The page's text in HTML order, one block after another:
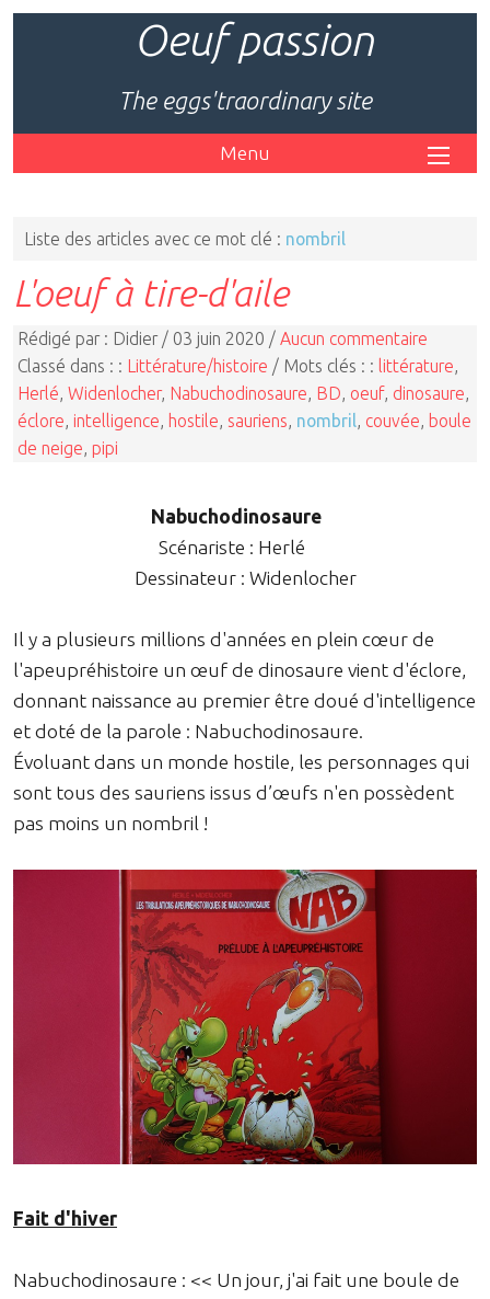
Oeuf passion
The eggs'traordinary site
Menu
Liste des articles avec ce mot clé : nombril
L'oeuf à tire-d'aile
Rédigé par : Didier / 03 juin 2020 / Aucun commentaire
Classé dans : : Littérature/histoire / Mots clés : : littérature
Herlé Widenlocher, Nabuchodinosaure BD oeuf, dinosaure
éclore intelligence hostile sauriens nombril couvée
boule
de neige pipi
Nabuchodinosaure
Scénariste : Herlé
Dessinateur : Widenlocher
Il y a plusieurs millions d'années en plein cœur de
l'apeupréhistoire un œuf de dinosaure vient d'éclore,
donnant naissance au premier être doué d'intelligence
et doté de la parole : Nabuchodinosaure.
Évoluant dans un monde hostile, les personnages qui
sont tous des sauriens issus d’œufs n'en possèdent
pas moins un nombril !
Fait d'hiver
Nabuchodinosaure : << Un jour, j'ai fait une boule de